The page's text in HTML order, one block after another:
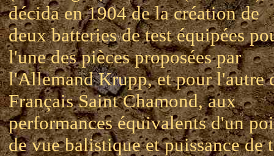
décida en 1904 de la création de
deux batteries de test équipées
l'une des pièces proposées par
l'Allemand Krupp, et pour l'autre
Français Saint Chamond, aux
performances équivalents d'un
de vue balistique et puissance de